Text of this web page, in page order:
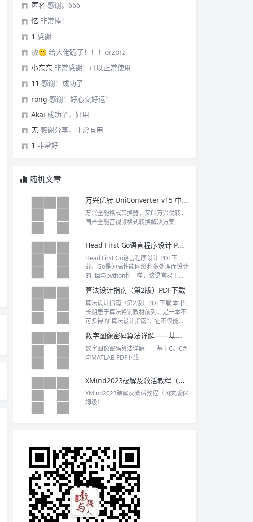
匿名 感谢。666
忆 非常棒！
1 感谢
❀🤫 给大佬跪了！！！orzorz
小东东 非常感谢！可以正常使用
11 感谢！成功了
rong 感谢！好心交好运！
Akai 成功了，好用
无 感谢分享，非常有用
1 非常好
随机文章
万兴优转 UniConverter v15 中文破解版
万兴全能格式转换器，又叫万兴优转，
国产全能音视频格式转换解决方案
Head First Go语言程序设计 PDF下载
Head First Go语言程序设计 PDF下
载，Go是为高性能网络和多处理而设计
的, 但与python和一样，该语言易于阅
算法设计指南（第2版）PDF下载
算法设计指南（第2版）PDF下载,本书
长期居于算法畅销教材前列，是一本不
可多得的“算法设计指南”，它不仅能作
于相关领域从业人员亦是极具价值的参
考书。
数字图像密码算法详解——基于C、C#与MATLAB PDF下载
数字图像密码算法详解——基于C、C#
与MATLAB PDF下载
XMind2023破解及激活教程（图文版保姆级）
XMind2023破解及激活教程（图文版保
姆级）